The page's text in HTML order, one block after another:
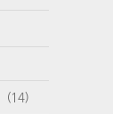
(14)